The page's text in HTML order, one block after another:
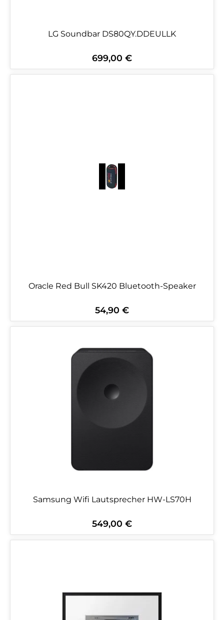
LG Soundbar DS80QY.DDEULLK
Regulärer Preis:
699,00 €
Oracle Red Bull SK420 Bluetooth-Speaker
Regulärer Preis:
54,90 €
Samsung Wifi Lautsprecher HW-LS70H
Regulärer Preis:
549,00 €